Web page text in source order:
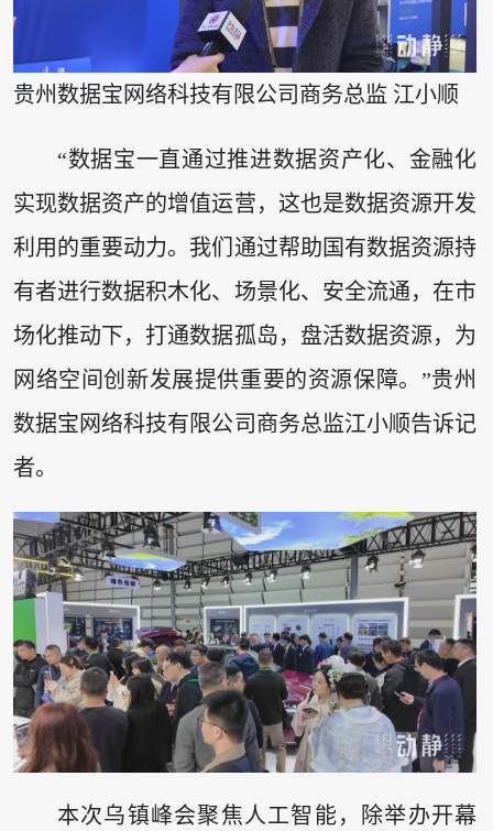
贵州数据宝网络科技有限公司商务总监 江小顺
“数据宝一直通过推进数据资产化、金融化
实现数据资产的增值运营，这也是数据资源开发
利用的重要动力。我们通过帮助国有数据资源持
有者进行数据积木化、场景化、安全流通，在市
场化推动下，打通数据孤岛，盘活数据资源，为
网络空间创新发展提供重要的资源保障。”贵州
数据宝网络科技有限公司商务总监江小顺告诉记
者。
本次乌镇峰会聚焦人工智能，除举办开幕